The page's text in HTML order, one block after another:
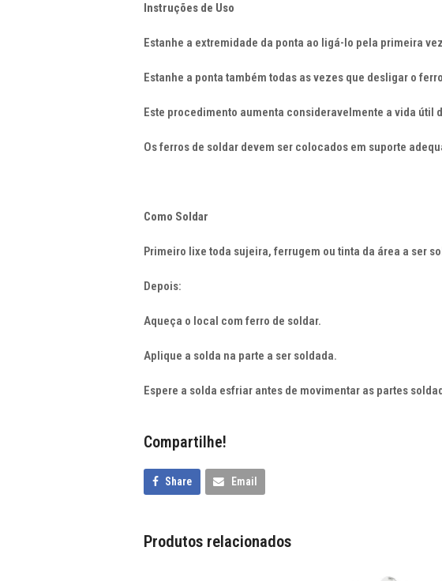
Instruções de Uso
Estanhe a extremidade da ponta ao ligá-lo pela primeira
Estanhe a ponta também todas as vezes que desligar o
Este procedimento aumenta consideravelmente a vida útil
Os ferros de soldar devem ser colocados em suporte
Como Soldar
Primeiro lixe toda sujeira, ferrugem ou tinta da área a ser
Depois:
Aqueça o local com ferro de soldar.
Aplique a solda na parte a ser soldada.
Espere a solda esfriar antes de movimentar as partes
Compartilhe!
Share Email
Produtos relacionados